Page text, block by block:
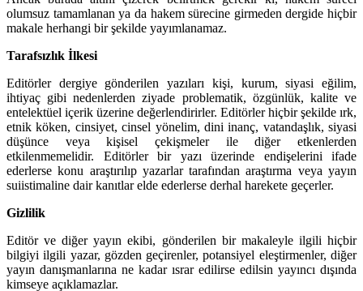
olumsuz tamamlanan ya da hakem sürecine girmeden dergide hiçbir
makale herhangi bir şekilde yayımlanamaz.
Tarafsızlık İlkesi
Editörler dergiye gönderilen yazıları kişi, kurum, siyasi eğilim,
ihtiyaç gibi nedenlerden ziyade problematik, özgünlük, kalite ve
entelektüel içerik üzerine değerlendirirler. Editörler hiçbir şekilde ırk,
etnik köken, cinsiyet, cinsel yönelim, dini inanç, vatandaşlık, siyasi
düşünce veya kişisel çekişmeler ile diğer etkenlerden
etkilenmemelidir. Editörler bir yazı üzerinde endişelerini ifade
ederlerse konu araştırılıp yazarlar tarafından araştırma veya yayın
suiistimaline dair kanıtlar elde ederlerse derhal harekete geçerler.
Gizlilik
Editör ve diğer yayın ekibi, gönderilen bir makaleyle ilgili hiçbir
bilgiyi ilgili yazar, gözden geçirenler, potansiyel eleştirmenler, diğer
yayın danışmanlarına ne kadar ısrar edilirse edilsin yayıncı dışında
kimseye açıklamazlar.